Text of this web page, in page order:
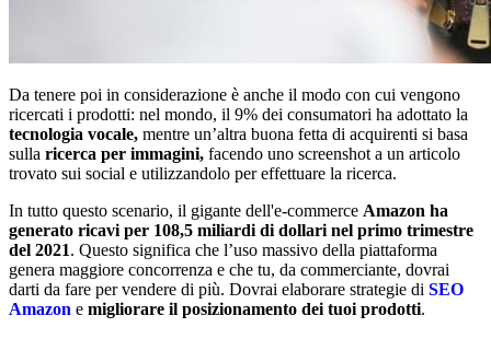
Da tenere poi in considerazione è anche il modo con cui vengono
ricercati i prodotti: nel mondo, il 9% dei consumatori ha adottato la
tecnologia vocale, mentre un’altra buona fetta di acquirenti si basa
sulla ricerca per immagini, facendo uno screenshot a un articolo
trovato sui social e utilizzandolo per effettuare la ricerca.
In tutto questo scenario, il gigante dell'e-commerce Amazon ha
generato ricavi per 108,5 miliardi di dollari nel primo trimestre
del 2021. Questo significa che l’uso massivo della piattaforma
genera maggiore concorrenza e che tu, da commerciante, dovrai
darti da fare per vendere di più. Dovrai elaborare strategie di SEO
Amazon e migliorare il posizionamento dei tuoi prodotti.